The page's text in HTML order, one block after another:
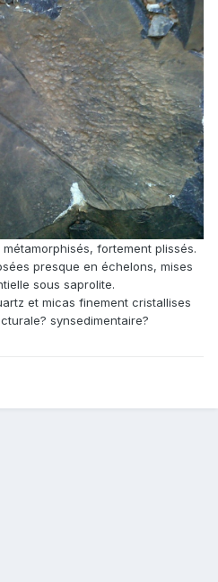
fortement plissés.
presque en échelons, mises
sous saprolite.
et micas finement cristallises
synsedimentaire?